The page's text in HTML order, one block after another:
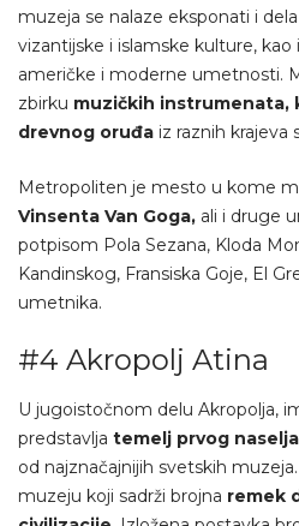
muzeja se nalaze eksponati i
vizantijske i islamske kulture, kao
američke i moderne umetnosti.
zbirku muzičkih instrumenata,
drevnog oruđa iz raznih krajeva
Metropoliten je mesto u kome
Vinsenta Van Goga, ali i druge
potpisom Pola Sezana, Kloda
Kandinskog, Fransiska Goje, El
umetnika.
#4 Akropolj Atina
U jugoistočnom delu Akropolja,
predstavlja temelj prvog
od najznačajnijih svetskih
muzeju koji sadrži brojna remek